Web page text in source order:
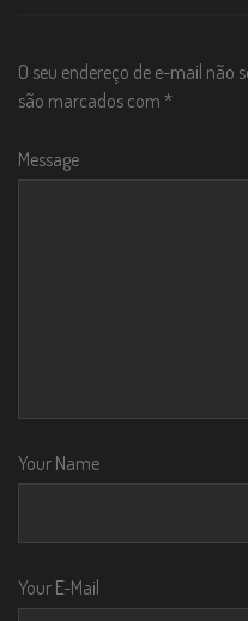
O seu endereço de e-mail não
são marcados com *
Message
Your Name
Your E-Mail